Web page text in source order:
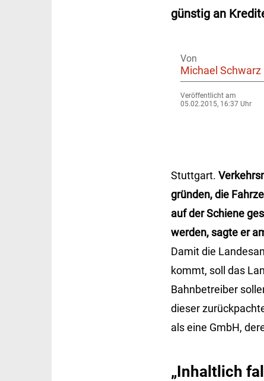
günstig an
Von
Michael Schwarz
Veröffentlicht am
05.02.2015, 16:37 Uhr
Stuttgart.
gründen, die
auf der Schiene
werden, sagte er
Damit die
kommt, soll das
Bahnbetreiber
dieser
als eine GmbH,
„Inhaltlich